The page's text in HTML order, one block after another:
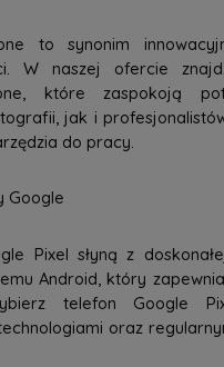
to synonim
W naszej ofercie
które zaspokoją
jak i
do pracy.
Google
Pixel słyną z
Android, który
telefon Google
oraz